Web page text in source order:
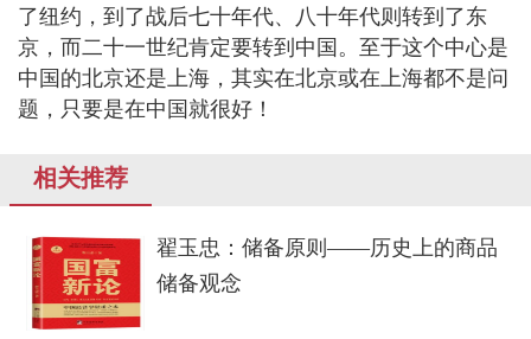
了纽约，到了战后七十年代、八十年代则转到了东
京，而二十一世纪肯定要转到中国。至于这个中心是
中国的北京还是上海，其实在北京或在上海都不是问
题，只要是在中国就很好！
相关推荐
翟玉忠：储备原则——历史上的商品
储备观念